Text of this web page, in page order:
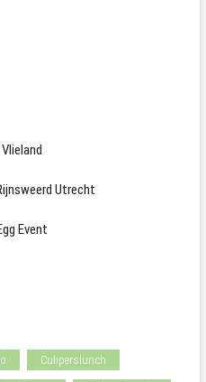
Utrecht
Event
Culiperslunch